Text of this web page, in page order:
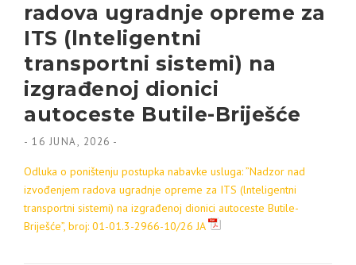
radova ugradnje opreme za
ITS (lnteligentni
transportni sistemi) na
izgrađenoj dionici
autoceste Butile-Briješće
- 16 JUNA, 2026 -
Odluka o poništenju postupka nabavke usluga: ”Nadzor nad
izvođenjem radova ugradnje opreme za ITS (lnteligentni
transportni sistemi) na izgrađenoj dionici autoceste Butile-
Briješće”, broj: 01-01.3-2966-10/26 JA